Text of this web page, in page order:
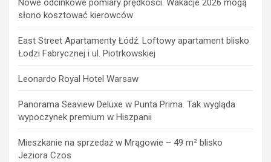
Nowe odcinkowe pomiary prędkości. Wakacje 2026 mogą
słono kosztować kierowców
East Street Apartamenty Łódź. Loftowy apartament blisko
Łodzi Fabrycznej i ul. Piotrkowskiej
Leonardo Royal Hotel Warsaw
Panorama Seaview Deluxe w Punta Prima. Tak wygląda
wypoczynek premium w Hiszpanii
Mieszkanie na sprzedaż w Mrągowie – 49 m² blisko
Jeziora Czos